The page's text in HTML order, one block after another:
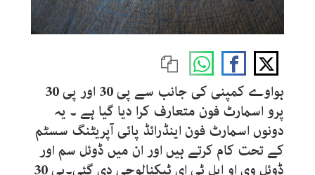
ہواوے کمپنی کی جانب سے ‏پی 30 اور پی 30
پرو اسمارٹ فون متعارف کرا دیا گیا ہے ۔ یہ
دونوں اسمارٹ فون اینڈرائڈ پائی آپریٹنگ سسٹم
کے تحت کام کرتے ہیں اور ان میں ڈوئل سم اور
ڈوئل وی او ایل ٹی ای ٹیکنالوجی دی گئی۔پی 30